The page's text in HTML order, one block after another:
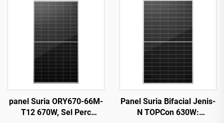
panel Suria ORY670-66M-
T12 670W, Sel Perc
Panel Suria Bifacial Jenis-
N TOPCon 630W: